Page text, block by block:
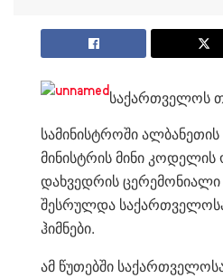
საქართველოს
სამინისტროში
მინისტრის მინი
დახვედრის ცერემონიალი
შესრულდა
ჰიმნები.
ამ წუთებში